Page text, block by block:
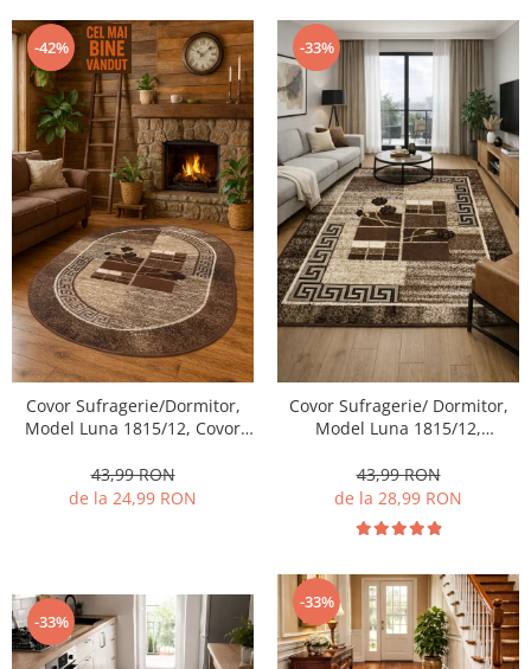
-42%
Covor Sufragerie/Dormitor,
Model Luna 1815/12, Covor
43,99 RON
de la 24,99 RON
-33%
Covor Sufragerie/ Dormitor,
Model Luna 1815/12,
43,99 RON
de la 28,99 RON
-33%
-33%